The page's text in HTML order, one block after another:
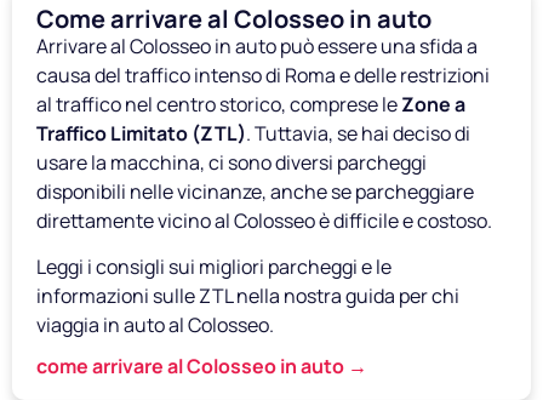
Come arrivare al Colosseo in auto
Arrivare al Colosseo in auto può essere una sfida a
causa del traffico intenso di Roma e delle restrizioni
al traffico nel centro storico, comprese leZone a
Traffico Limitato (ZTL). Tuttavia, se hai deciso di
usare la macchina, ci sono diversi parcheggi
disponibili nelle vicinanze, anche se parcheggiare
direttamente vicino al Colosseo è difficile e costoso.
Leggi i consigli sui migliori parcheggi e le
informazioni sulle ZTL nella nostra guida per chi
viaggia in auto al Colosseo.
come arrivare al Colosseo in auto →